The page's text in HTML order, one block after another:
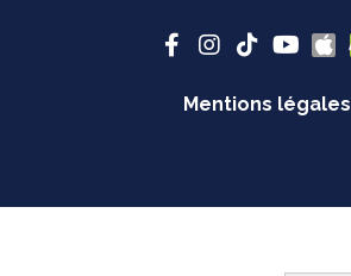
Mentions légales